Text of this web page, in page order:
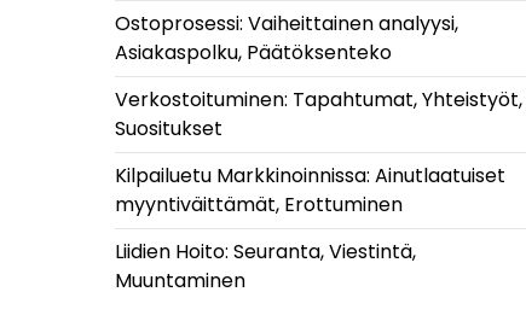
Ostoprosessi: Vaiheittainen analyysi,
Asiakaspolku, Päätöksenteko
Verkostoituminen: Tapahtumat, Yhteistyöt,
Suositukset
Kilpailuetu Markkinoinnissa: Ainutlaatuiset
myyntiväittämät, Erottuminen
Liidien Hoito: Seuranta, Viestintä,
Muuntaminen